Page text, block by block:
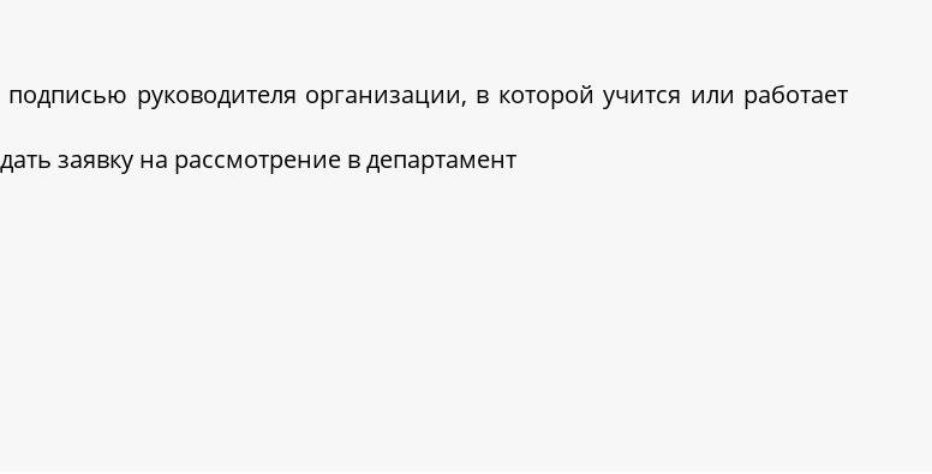
руководителя организации, в которой учится или работает
заявку на рассмотрение в департамент